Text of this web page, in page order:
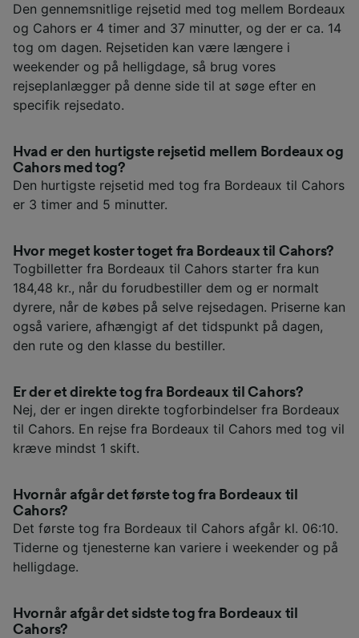
Den gennemsnitlige rejsetid med tog mellem Bordeaux
og Cahors er 4 timer and 37 minutter, og der er ca. 14
tog om dagen. Rejsetiden kan være længere i
weekender og på helligdage, så brug vores
rejseplanlægger på denne side til at søge efter en
specifik rejsedato.
Hvad er den hurtigste rejsetid mellem Bordeaux og
Cahors med tog?
Den hurtigste rejsetid med tog fra Bordeaux til Cahors
er 3 timer and 5 minutter.
Hvor meget koster toget fra Bordeaux til Cahors?
Togbilletter fra Bordeaux til Cahors starter fra kun
184,48 kr., når du forudbestiller dem og er normalt
dyrere, når de købes på selve rejsedagen. Priserne kan
også variere, afhængigt af det tidspunkt på dagen,
den rute og den klasse du bestiller.
Er der et direkte tog fra Bordeaux til Cahors?
Nej, der er ingen direkte togforbindelser fra Bordeaux
til Cahors. En rejse fra Bordeaux til Cahors med tog vil
kræve mindst 1 skift.
Hvornår afgår det første tog fra Bordeaux til
Cahors?
Det første tog fra Bordeaux til Cahors afgår kl. 06:10.
Tiderne og tjenesterne kan variere i weekender og på
helligdage.
Hvornår afgår det sidste tog fra Bordeaux til
Cahors?